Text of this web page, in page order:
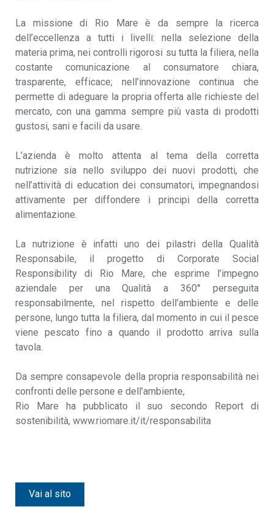
La missione di Rio Mare è da sempre la ricerca
dell’eccellenza a tutti i livelli: nella selezione della
materia prima, nei controlli rigorosi su tutta la filiera, nella
costante comunicazione al consumatore chiara,
trasparente, efficace; nell’innovazione continua che
permette di adeguare la propria offerta alle richieste del
mercato, con una gamma sempre più vasta di prodotti
gustosi, sani e facili da usare.
L’azienda è molto attenta al tema della corretta
nutrizione sia nello sviluppo dei nuovi prodotti, che
nell’attività di education dei consumatori, impegnandosi
attivamente per diffondere i principi della corretta
alimentazione.
La nutrizione è infatti uno dei pilastri della Qualità
Responsabile, il progetto di Corporate Social
Responsibility di Rio Mare, che esprime l’impegno
aziendale per una Qualità a 360° perseguita
responsabilmente, nel rispetto dell’ambiente e delle
persone, lungo tutta la filiera, dal momento in cui il pesce
viene pescato fino a quando il prodotto arriva sulla
tavola.
Da sempre consapevole della propria responsabilità nei
confronti delle persone e dell’ambiente,
Rio Mare ha pubblicato il suo secondo Report di
sostenibilità, www.riomare.it/it/responsabilita
Vai al sito